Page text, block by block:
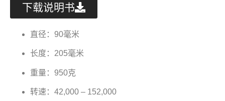
下载说明书
直径：90毫米
长度：205毫米
重量：950克
转速：42,000 – 152,000